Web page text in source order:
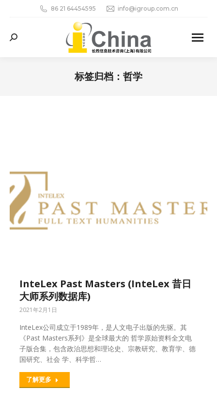
86 21 64454595 info@igroup.com.cn
Search:
标签归档： 哲学
InteLex Past Masters (InteLex 昔日
大师系列数据库)
2021年2月1日
InteLex公司成立于1989年，是人文电子出版的先驱。其
《Past Masters系列》是全球最大的 哲学原始资料全文电
子版合集，包含政治思想和理论史、宗教研究、教育学、德
国研究、社会 学、科学哲…
了解更多